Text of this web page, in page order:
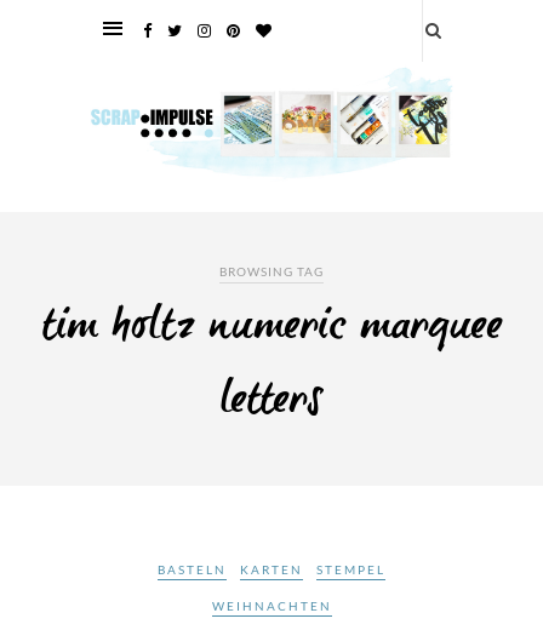
BROWSING TAG
tim holtz numeric marquee
letters
BASTELN KARTEN STEMPEL
WEIHNACHTEN